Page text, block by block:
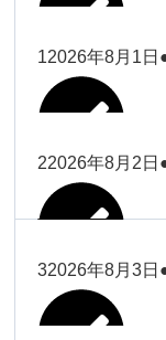
小林
2026年7月27日
松本（9時
Close
松本（9時ー18
塩川
Close Close
塩川
2026年7月28日
塩川
Close Close
塩川
2026年7月29日
冨田
塩川（9時
ー18時）
Close Close
塩川
塩川
12026年8月1日
塩川（9時
Close Close
塩川（9時ー18
22026年8月2日
大西
32026年8月3日